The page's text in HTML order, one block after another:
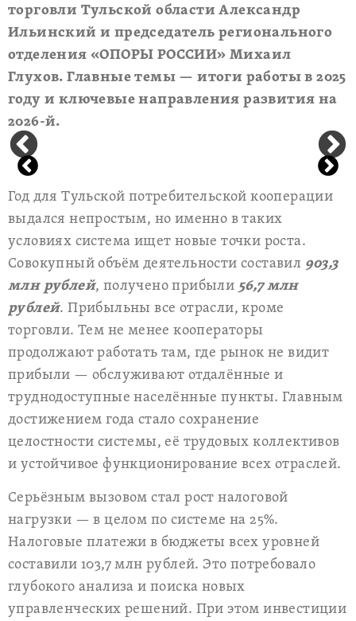
торговли Тульской области Александр
Ильинский и председатель регионального
отделения «ОПОРЫ РОССИИ» Михаил
Глухов. Главные темы — итоги работы в 2025
году и ключевые направления развития на
2026-й.
Год для Тульской потребительской кооперации
выдался непростым, но именно в таких
условиях система ищет новые точки роста.
Совокупный объём деятельности составил 903,3
млн рублей, получено прибыли 56,7 млн
рублей. Прибыльны все отрасли, кроме
торговли. Тем не менее кооператоры
продолжают работать там, где рынок не видит
прибыли — обслуживают отдалённые и
труднодоступные населённые пункты. Главным
достижением года стало сохранение
целостности системы, её трудовых коллективов
и устойчивое функционирование всех отраслей.
Серьёзным вызовом стал рост налоговой
нагрузки — в целом по системе на 25%.
Налоговые платежи в бюджеты всех уровней
составили 103,7 млн рублей. Это потребовало
глубокого анализа и поиска новых
управленческих решений. При этом инвестиции